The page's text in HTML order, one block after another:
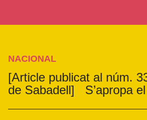
NACIONAL
[Article publicat al núm.
de Sabadell] S’apropa